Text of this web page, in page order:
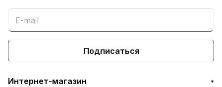
Подписаться
Интернет-магазин